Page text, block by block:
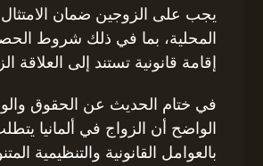
يجب على الزوجين ضمان الامتثال
المحلية، بما في ذلك شروط
إقامة قانونية تستند إلى العلاقة
في ختام الحديث عن الحقوق
الواضح أن الزواج في ألمانيا
بالعوامل القانونية والتنظيمية